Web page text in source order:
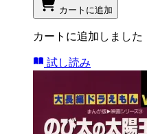
カートに追加
カートに追加しました
試し読み